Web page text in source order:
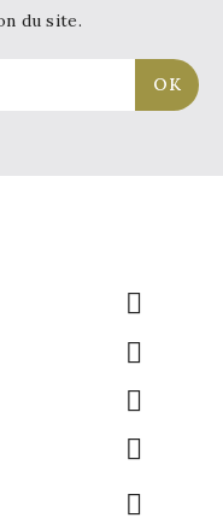
du site.




